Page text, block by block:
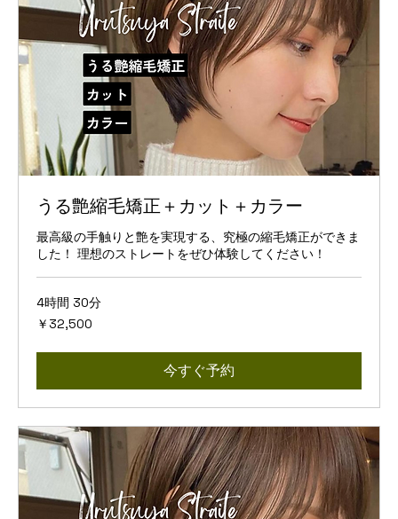
うる艶縮毛矯正＋カット＋カラー
最高級の手触りと艶を実現する、究極の縮毛矯正ができま
した！ 理想のストレートをぜひ体験してください！
4時間 30分
32,500
円
￥32,500
今すぐ予約